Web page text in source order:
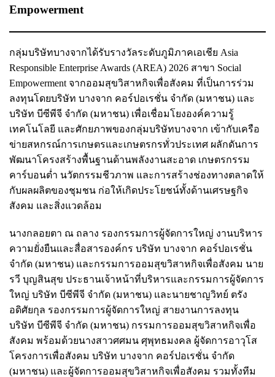
Empowerment
กลุ่มบริษัทบางจากได้รับรางวัลระดับภูมิภาคเอเชีย Asia
Responsible Enterprise Awards (AREA) 2026 สาขา Social
Empowerment จากออมสุขวิสาหกิจเพื่อสังคม ที่เป็นการร่วม
ลงทุนโดยบริษัท บางจาก คอร์ปอเรชั่น จำกัด (มหาชน) และ
บริษัท บีซีพีจี จำกัด (มหาชน) เพื่อเชื่อมโยงองค์ความรู้
เทคโนโลยี และศักยภาพของกลุ่มบริษัทบางจาก เข้ากับเครือ
ข่ายสหกรณ์การเกษตรและเกษตรกรทั่วประเทศ ผลักดันการ
พัฒนาโครงสร้างพื้นฐานด้านพลังงานสะอาด เกษตรกรรม
คาร์บอนต่ำ นวัตกรรมชีวภาพ และการสร้างช่องทางตลาดให้
กับผลผลิตของชุมชน ก่อให้เกิดประโยชน์ทั้งด้านเศรษฐกิจ
สังคม และสิ่งแวดล้อม
นางกลอยตา ณ ถลาง รองกรรมการผู้จัดการใหญ่ งานบริหาร
ความยั่งยืนและสื่อสารองค์กร บริษัท บางจาก คอร์ปอเรชั่น
จำกัด (มหาชน) และกรรมการออมสุขวิสาหกิจเพื่อสังคม นาย
รวี บุญสินสุข ประธานเจ้าหน้าที่บริหารและกรรมการผู้จัดการ
ใหญ่ บริษัท บีซีพีจี จำกัด (มหาชน) และนายชาญวิทย์ ตรัง
อดิศัยกุล รองกรรมการผู้จัดการใหญ่ สายงานการลงทุน
บริษัท บีซีพีจี จำกัด (มหาชน) กรรมการออมสุขวิสาหกิจเพื่อ
สังคม พร้อมด้วยนางสาวศศมน ศุพุทธมงคล ผู้จัดการอาวุโส
โครงการเพื่อสังคม บริษัท บางจาก คอร์ปอเรชั่น จำกัด
(มหาชน) และผู้จัดการออมสุขวิสาหกิจเพื่อสังคม รวมทั้งทีม